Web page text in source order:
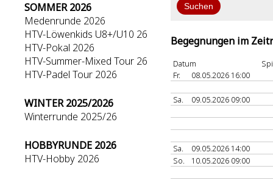
SOMMER 2026
Medenrunde 2026
HTV-Löwenkids U8+/U10 26
HTV-Pokal 2026
HTV-Summer-Mixed Tour 26
HTV-Padel Tour 2026
WINTER 2025/2026
Winterrunde 2025/26
HOBBYRUNDE 2026
HTV-Hobby 2026
Begegnungen im
Datum
Fr.
08.05.2026 16:00
Sa. 09.05.2026 09:00
Sa.
09.05.2026 14:00
So.
10.05.2026 09:00